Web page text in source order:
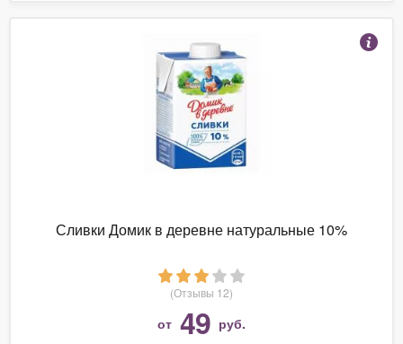
Сливки Домик в деревне натуральные 10%
(Отзывы 12)
от 49 руб.